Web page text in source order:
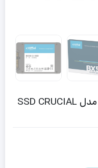
حافظه اس اس دی کروشیال مدل SSD CRUCIAL